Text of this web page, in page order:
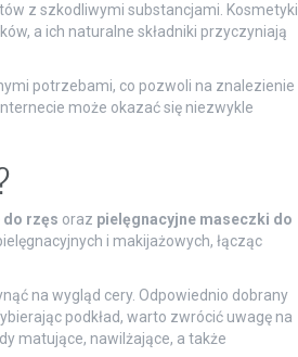
z szkodliwymi substancjami. Kosmetyki
a ich naturalne składniki przyczyniają
potrzebami, co pozwoli na znalezienie
może okazać się niezwykle
do rzęs oraz pielęgnacyjne maseczki do
i makijażowych, łącząc
na wygląd cery. Odpowiednio dobrany
podkład, warto zwrócić uwagę na
matujące, nawilżające, a także